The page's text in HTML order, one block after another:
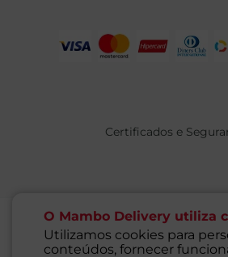
O Mambo Delivery utiliza
Utilizamos cookies para
conteúdos, fornecer
Certificados e